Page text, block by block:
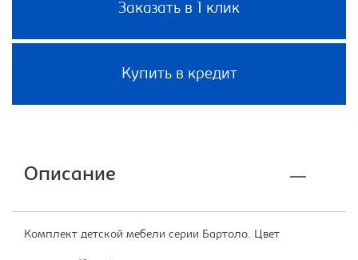
Заказать в 1 клик
Купить в кредит
Описание
Комплект детской мебели серии Бартоло. Цвет